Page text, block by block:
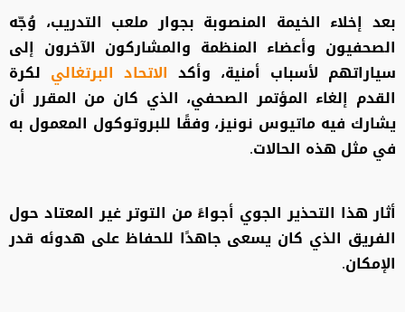
بعد إخلاء الخيمة المنصوبة بجوار ملعب التدريب، وُجّه
الصحفيون وأعضاء المنظمة والمشاركون الآخرون إلى
سياراتهم لأسباب أمنية، وأكد الاتحاد البرتغالي لكرة
القدم إلغاء المؤتمر الصحفي، الذي كان من المقرر أن
يشارك فيه ماتيوس نونيز، وفقًا للبروتوكول المعمول به
في مثل هذه الحالات.
أثار هذا التحذير الجوي أجواءً من التوتر غير المعتاد حول
الفريق الذي كان يسعى جاهدًا للحفاظ على هدوئه قدر
الإمكان.